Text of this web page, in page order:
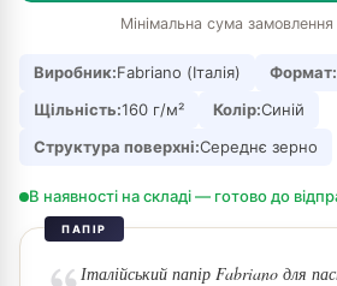
Мінімальна сума
Виробник:Fabriano (Італія) Формат:
Щільність:160 г/м² Колір:Синій
Структура поверхні:Середнє зерно
В наявності на складі — готово до
ПАПІР
Італійський папір Fabriano для